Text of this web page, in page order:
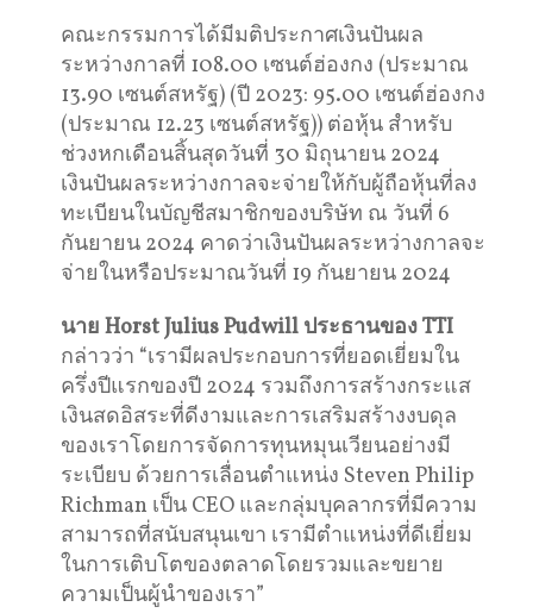
คณะกรรมการได้มีมติประกาศเงินปันผล
ระหว่างกาลที่ 108.00 เซนต์ฮ่องกง (ประมาณ
13.90 เซนต์สหรัฐ) (ปี 2023: 95.00 เซนต์ฮ่องกง
(ประมาณ 12.23 เซนต์สหรัฐ)) ต่อหุ้น สำหรับ
ช่วงหกเดือนสิ้นสุดวันที่ 30 มิถุนายน 2024
เงินปันผลระหว่างกาลจะจ่ายให้กับผู้ถือหุ้นที่ลง
ทะเบียนในบัญชีสมาชิกของบริษัท ณ วันที่ 6
กันยายน 2024 คาดว่าเงินปันผลระหว่างกาลจะ
จ่ายในหรือประมาณวันที่ 19 กันยายน 2024
นาย Horst Julius Pudwill ประธานของTTI
กล่าวว่า “เรามีผลประกอบการที่ยอดเยี่ยมใน
ครึ่งปีแรกของปี 2024 รวมถึงการสร้างกระแส
เงินสดอิสระที่ดีงามและการเสริมสร้างงบดุล
ของเราโดยการจัดการทุนหมุนเวียนอย่างมี
ระเบียบ ด้วยการเลื่อนตำแหน่ง Steven Philip
Richman เป็น CEO และกลุ่มบุคลากรที่มีความ
สามารถที่สนับสนุนเขา เรามีตำแหน่งที่ดีเยี่ยม
ในการเติบโตของตลาดโดยรวมและขยาย
ความเป็นผู้นำของเรา”